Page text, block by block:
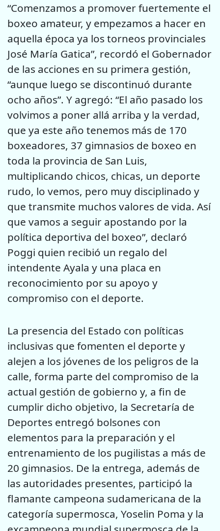
“Comenzamos a promover fuertemente el
boxeo amateur, y empezamos a hacer en
aquella época ya los torneos provinciales
José María Gatica”, recordó el Gobernador
de las acciones en su primera gestión,
“aunque luego se discontinuó durante
ocho años”. Y agregó: “El año pasado los
volvimos a poner allá arriba y la verdad,
que ya este año tenemos más de 170
boxeadores, 37 gimnasios de boxeo en
toda la provincia de San Luis,
multiplicando chicos, chicas, un deporte
rudo, lo vemos, pero muy disciplinado y
que transmite muchos valores de vida. Así
que vamos a seguir apostando por la
política deportiva del boxeo”, declaró
Poggi quien recibió un regalo del
intendente Ayala y una placa en
reconocimiento por su apoyo y
compromiso con el deporte.
La presencia del Estado con políticas
inclusivas que fomenten el deporte y
alejen a los jóvenes de los peligros de la
calle, forma parte del compromiso de la
actual gestión de gobierno y, a fin de
cumplir dicho objetivo, la Secretaría de
Deportes entregó bolsones con
elementos para la preparación y el
entrenamiento de los pugilistas a más de
20 gimnasios. De la entrega, además de
las autoridades presentes, participó la
flamante campeona sudamericana de la
categoría supermosca, Yoselin Poma y la